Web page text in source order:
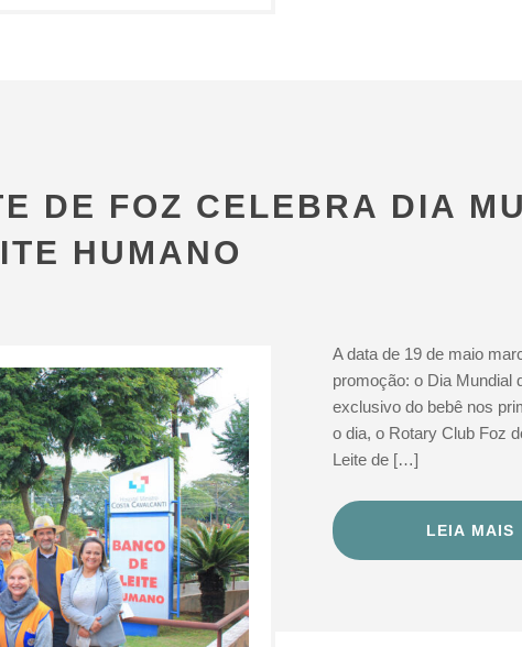
DE FOZ CELEBRA DIA
HUMANO
A data de 19 de maio
promoção: o Dia Mundial
exclusivo do bebê nos
o dia, o Rotary Club Foz
Leite de […]
LEIA MAIS